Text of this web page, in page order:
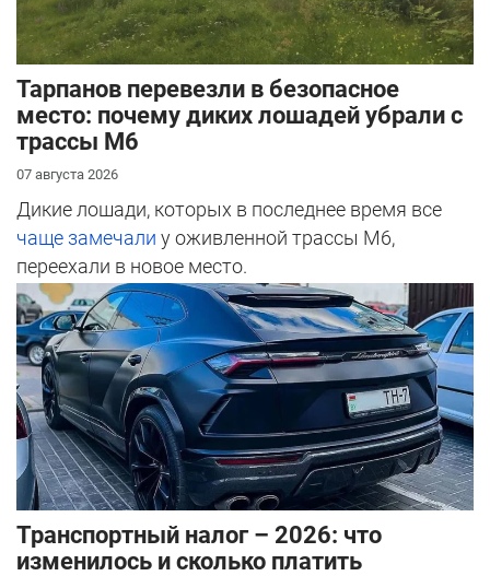
Тарпанов перевезли в безопасное
место: почему диких лошадей убрали с
трассы М6
07 августа 2026
Дикие лошади, которых в последнее время все
чаще замечали у оживленной трассы М6,
переехали в новое место.
Транспортный налог – 2026: что
изменилось и сколько платить